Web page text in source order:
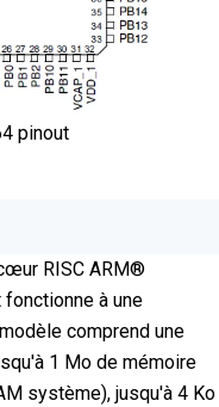
pinout
RISC ARM®
à une
comprend une
1 Mo de mémoire
système), jusqu'à 4 Ko